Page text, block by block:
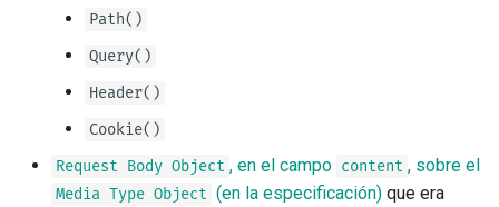
Path()
Query()
Header()
Cookie()
Request Body Object , en el campo content , sobre el
Media Type Object (en la especificación) que era